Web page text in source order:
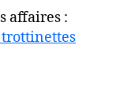
affaires :
trottinettes